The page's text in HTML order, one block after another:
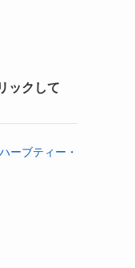
ックして